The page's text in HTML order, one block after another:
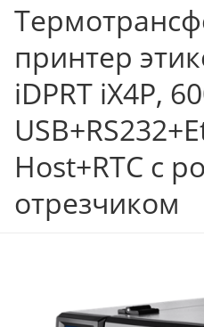
принтер
iDPRT iX4P,
Host+RTC с
отрезчиком